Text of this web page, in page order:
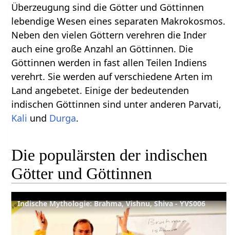
Überzeugung sind die Götter und Göttinnen
lebendige Wesen eines separaten Makrokosmos.
Neben den vielen Göttern verehren die Inder
auch eine große Anzahl an Göttinnen. Die
Göttinnen werden in fast allen Teilen Indiens
verehrt. Sie werden auf verschiedene Arten im
Land angebetet. Einige der bedeutenden
indischen Göttinnen sind unter anderen Parvati,
Kali und Durga.
Die populärsten der indischen
Götter und Göttinnen
Indische Mythologie: Brahma, Vishnu, Shiva - YVS006